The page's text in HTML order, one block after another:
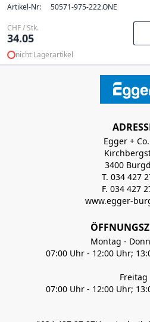
Artikel-Nr: 50571-975-222.ONE
CHF / Stk.
34.05
nicht Lagerartikel
Egger +
3400
T. 034 427
F. 034 427
www.egger-
Montag -
07:00 Uhr - 12:00 Uhr;
Freitag
07:00 Uhr - 12:00 Uhr;